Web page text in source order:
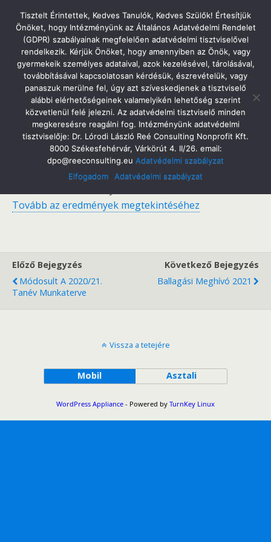
Tatabányai Árpád Gimnázium
2021. Április 23. Péntek
Felvételi Eredmények
Megosztás Tweet Pin Email SMS
A KIFIR egyeztetett felvételi jegyzéke alapján
Tovább az eredmények megtekintéséhez
Előző Bejegyzés
Módosult A 2020/21.
Tanév Munkaterve
Következő Bejegyzés
Ballagási Meghívó 2021
Vissza a tetejére
Mobil Asztali
Tisztelt Érintettek, Kedves Tanulók, Kedves Szülők! Értesítjük
Önöket, hogy Intézményünk az Általános Adatvédelmi Rendelet
(GDPR) szabályainak megfelelően adatvédelmi tisztviselővel
rendelkezik. Kérjük Önöket, hogy amennyiben az Önök, vagy
gyermekeik személyes adataival, azok kezelésével, tárolásával,
továbbításával kapcsolatosan kérdésük, észrevételük, vagy
panaszuk merülne fel, úgy azt szíveskedjenek a tisztviselő
alábbi elérhetőségeinek valamelyikén lehetőség szerint
közvetlenül felé jelezni. Az adatvédelmi tisztviselő minden
megkeresésre reagálni fog. Intézményünk adatvédelmi
tisztviselője: Dr. Lórodi László Reé Consulting Nonprofit Kft.
8000 Székesfehérvár, Várkörút 4. II/26. email:
dpo@reeconsulting.eu Adatvédelmi szabályzat
Elfogadom
Adatvédelmi szabályzat
WordPress Appliance - Powered by TurnKey Linux